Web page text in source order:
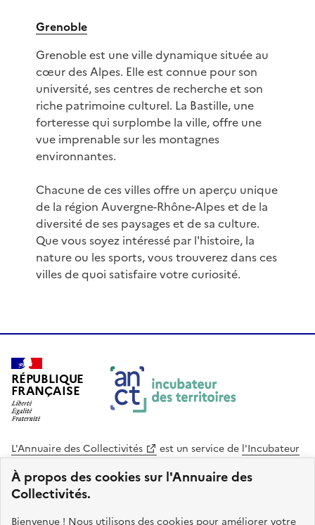
À propos des cookies sur l'Annuaire des
Collectivités.
Bienvenue ! Nous utilisons des cookies pour améliorer votre
Grenoble
Grenoble est une ville dynamique située au
cœur des Alpes. Elle est connue pour son
université, ses centres de recherche et son
riche patrimoine culturel. La Bastille, une
forteresse qui surplombe la ville, offre une
vue imprenable sur les montagnes
environnantes.
Chacune de ces villes offre un aperçu unique
de la région Auvergne-Rhône-Alpes et de la
diversité de ses paysages et de sa culture.
Que vous soyez intéressé par l'histoire, la
nature ou les sports, vous trouverez dans ces
villes de quoi satisfaire votre curiosité.
RÉPUBLIQUE
FRANÇAISE
L'Annuaire des Collectivités est un service de l'Incubateur
des Territoires
Cohésion des Territoires
. Le code source de ce site web
est disponible en licence libre. Le design de ce site est conçu
avec le système de design de l’État.